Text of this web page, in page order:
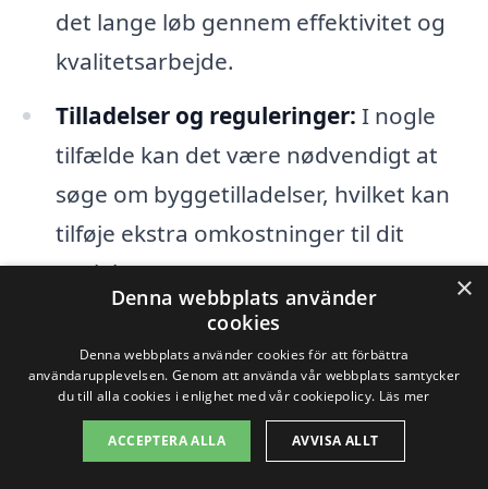
det lange løb gennem effektivitet og
kvalitetsarbejde.
Tilladelser og reguleringer: I nogle
tilfælde kan det være nødvendigt at
søge om byggetilladelser, hvilket kan
tilføje ekstra omkostninger til dit
projekt.
For at sikre en effektiv
badrumsrenovering i Gulleråsen
anbefales det sterkt at indhente flere
tilbud fra forskellige firmaer. Dette giver
×
Denna webbplats använder
cookies
Denna webbplats använder cookies för att förbättra
användarupplevelsen. Genom att använda vår webbplats samtycker
du till alla cookies i enlighet med vår cookiepolicy. Läs mer
ACCEPTERA ALLA AVVISA ALLT